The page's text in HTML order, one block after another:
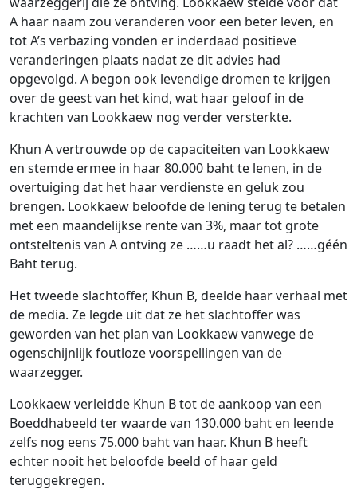
A haar naam zou veranderen voor een beter leven, en
tot A’s verbazing vonden er inderdaad positieve
veranderingen plaats nadat ze dit advies had
opgevolgd. A begon ook levendige dromen te krijgen
over de geest van het kind, wat haar geloof in de
krachten van Lookkaew nog verder versterkte.
Khun A vertrouwde op de capaciteiten van Lookkaew
en stemde ermee in haar 80.000 baht te lenen, in de
overtuiging dat het haar verdienste en geluk zou
brengen. Lookkaew beloofde de lening terug te betalen
met een maandelijkse rente van 3%, maar tot grote
ontsteltenis van A ontving ze ……u raadt het al? ……géén
Baht terug.
Het tweede slachtoffer, Khun B, deelde haar verhaal met
de media. Ze legde uit dat ze het slachtoffer was
geworden van het plan van Lookkaew vanwege de
ogenschijnlijk foutloze voorspellingen van de
waarzegger.
Lookkaew verleidde Khun B tot de aankoop van een
Boeddhabeeld ter waarde van 130.000 baht en leende
zelfs nog eens 75.000 baht van haar. Khun B heeft
echter nooit het beloofde beeld of haar geld
teruggekregen.